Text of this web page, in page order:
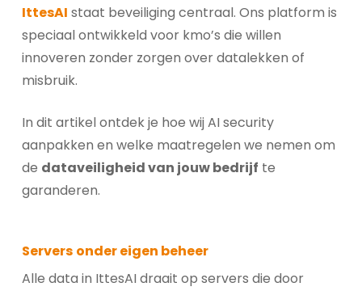
IttesAI staat beveiliging centraal. Ons platform is
speciaal ontwikkeld voor kmo’s die willen
innoveren zonder zorgen over datalekken of
misbruik.
In dit artikel ontdek je hoe wij AI security
aanpakken en welke maatregelen we nemen om
de dataveiligheid van jouw bedrijf te
garanderen.
Servers onder eigen beheer
Alle data in IttesAI draait op servers die door